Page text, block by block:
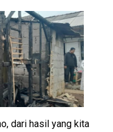
dari hasil yang kita